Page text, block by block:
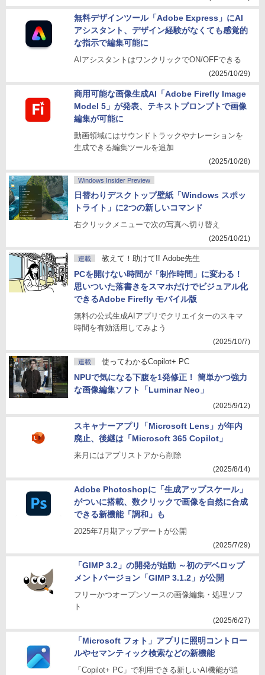
無料デザインツール「Adobe Express」にAI
アシスタント、デザイン経験がなくても感覚的
な指示で編集可能に
AIアシスタントはワンクリックでON/OFFできる
(2025/10/29)
商用可能な画像生成AI「Adobe Firefly Image
Model 5」が発表、テキストプロンプトで画像
編集が可能に
動画領域にはサウンドトラックやナレーションを
生成できる編集ツールを追加
(2025/10/28)
Windows Insider Preview
日替わりデスクトップ壁紙「Windows スポッ
トライト」に2つの新しいコマンド
右クリックメニューで次の写真へ切り替え
(2025/10/21)
連載 教えて！助けて!! Adobe先生
PCを開けない時間が「制作時間」に変わる！
思いついた落書きをスマホだけでビジュアル化
できるAdobe Firefly モバイル版
無料の公式生成AIアプリでクリエイターのスキマ
時間を有効活用してみよう
(2025/10/7)
連載 使ってわかるCopilot+ PC
NPUで気になる下腹を1発修正！ 簡単かつ強力
な画像編集ソフト「Luminar Neo」
(2025/9/12)
スキャナーアプリ「Microsoft Lens」が年内
廃止、後継は「Microsoft 365 Copilot」
来月にはアプリストアから削除
(2025/8/14)
Adobe Photoshopに「生成アップスケール」
がついに搭載、数クリックで画像を自然に合成
できる新機能「調和」も
2025年7月期アップデートが公開
(2025/7/29)
「GIMP 3.2」の開発が始動 ～初のデベロップ
メントバージョン「GIMP 3.1.2」が公開
フリーかつオープンソースの画像編集・処理ソフ
ト
(2025/6/27)
「Microsoft フォト」アプリに照明コントロー
ルやセマンティック検索などの新機能
「Copilot+ PC」で利用できる新しいAI機能が追